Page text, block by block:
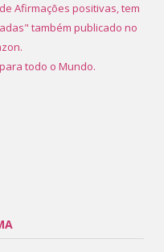
Afirmações positivas, tem
também publicado no
todo o Mundo.